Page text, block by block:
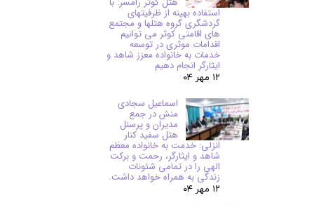
استفاده بهینه از ظرفیتهای
گردشگری گروه هتلها و مجتمع
های اقامتی کوثر می توانیم
اقدامات موثری در توسعه
خدمات به خانواده معزز شاهد و
ایثارگر انجام دهیم
۱۲ مهر ۰۴
اسماعیل سجادی
منش در جمع
مدیران و پرسنل
هتل سفید کنار
انزلی: خدمت به خانواده معظم
شاهد و ایثارگر، رحمت و برکت
الهی را در تمامی شئونات
زندگی به همراه خواهد داشت.
۱۲ مهر ۰۴